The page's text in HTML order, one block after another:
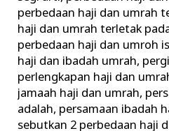
perbedaan haji dan umrah
haji dan umrah terletak
perbedaan haji dan umroh
haji dan ibadah umrah,
perlengkapan haji dan
jamaah haji dan umrah,
adalah, persamaan ibadah
sebutkan 2 perbedaan haji